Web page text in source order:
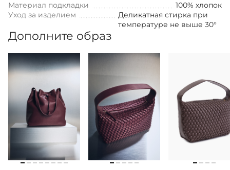
Материал подкладки
100% хлопок
Уход за изделием
Деликатная стирка при
температуре не выше 30°
Дополните образ